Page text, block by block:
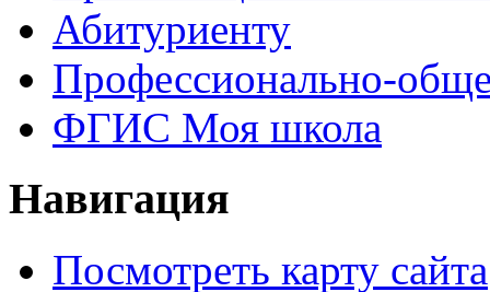
Абитуриенту
Профессионально-
ФГИС Моя школа
Навигация
Посмотреть карту сайта